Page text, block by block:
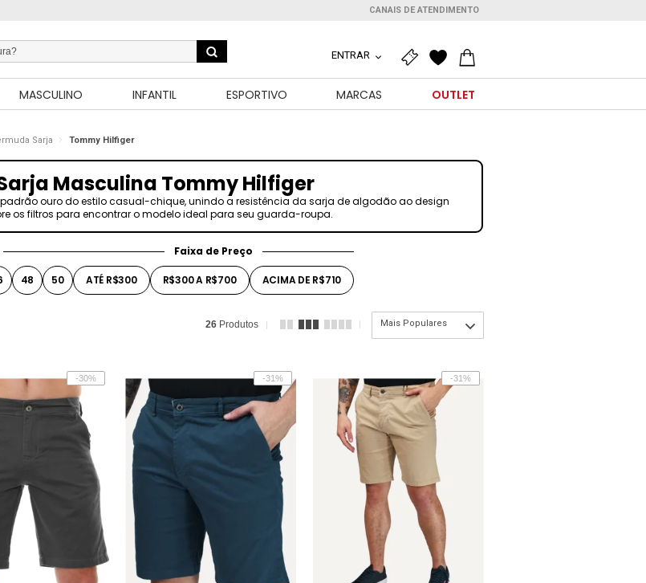
CANAIS DE ATENDIMENTO
ENTRAR
MASCULINO INFANTIL ESPORTIVO MARCAS OUTLET
Sarja Tommy Hilfiger
Masculina Tommy Hilfiger
ouro do estilo casual-chique, unindo a resistência da sarja de algodão ao design
os filtros para encontrar o modelo ideal para seu guarda-roupa.
48 50
Faixa de Preço
ATÉ R$300 R$300 A R$700 ACIMA DE R$710
26 Produtos Mais Populares
-30% -31% -31%